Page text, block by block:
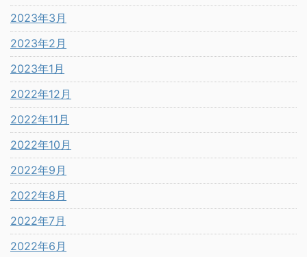
2023年3月
2023年2月
2023年1月
2022年12月
2022年11月
2022年10月
2022年9月
2022年8月
2022年7月
2022年6月